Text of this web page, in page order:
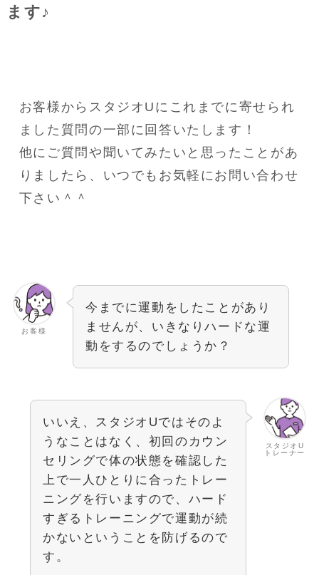
ます♪
お客様からスタジオUにこれまでに寄せられ
ました質問の一部に回答いたします！
他にご質問や聞いてみたいと思ったことがあ
りましたら、いつでもお気軽にお問い合わせ
下さい＾＾
お客様
今までに運動をしたことがあり
ませんが、いきなりハードな運
動をするのでしょうか？
スタジオU
トレーナー
いいえ、スタジオUではそのよ
うなことはなく、初回のカウン
セリングで体の状態を確認した
上で一人ひとりに合ったトレー
ニングを行いますので、ハード
すぎるトレーニングで運動が続
かないということを防げるので
す。